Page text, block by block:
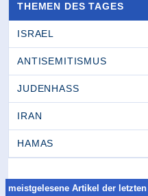
THEMEN DES TAGES
ISRAEL
ANTISEMITISMUS
JUDENHASS
IRAN
HAMAS
meistgelesene Artikel der letzten